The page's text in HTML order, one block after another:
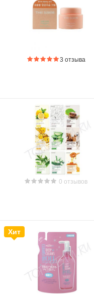
3 отзыва
0 отзывов
Хит